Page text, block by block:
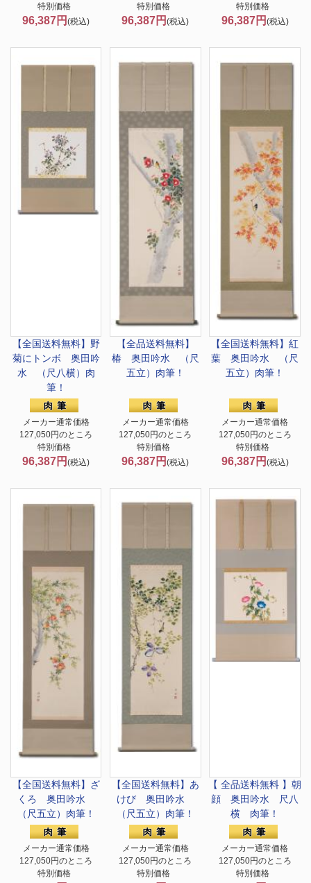
特別価格
96,387円(税込)
特別価格
96,387円(税込)
特別価格
96,387円 (税込)
【全国送料無料】 野
菊にトンボ 奥田吟
水 （尺八横）肉
筆！
メーカー通常価格
127,050円のところ
特別価格
96,387円(税込)
【全品送料無料】
椿 奥田吟水 （尺
五立）肉筆！
メーカー通常価格
127,050円のところ
特別価格
96,387円(税込)
【全国送料無料】紅
葉 奥田吟水 （尺
五立）肉筆！
メーカー通常価格
127,050円のところ
特別価格
96,387円 (税込)
【全国送料無料】 ざ
くろ 奥田吟水
（尺五立）肉筆！
メーカー通常価格
127,050円のところ
特別価格
【全国送料無料】 あ
けび 奥田吟水
（尺五立）肉筆！
メーカー通常価格
127,050円のところ
特別価格
【 全品送料無料 】朝
顔 奥田吟水 尺八
横 肉筆！
メーカー通常価格
127,050円のところ
特別価格